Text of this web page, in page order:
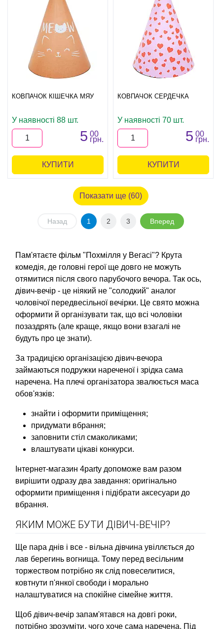
КОВПАЧОК КІШЕЧКА МЯУ
У наявності 88 шт.
5 00
грн.
КУПИТИ
КОВПАЧОК СЕРДЕЧКА
У наявності 70 шт.
5 00
грн.
КУПИТИ
Показати ще (60)
Назад 1 2 3 Вперед
Пам'ятаєте фільм "Похмілля у Вегасі"? Крута
комедія, де головні герої ще довго не можуть
отямитися після свого парубочого вечора. Так ось,
дівич-вечір - це ніякий не "солодкий" аналог
чоловічої передвесільної вечірки. Це свято можна
оформити й організувати так, що всі чоловіки
позаздрять (але краще, якщо вони взагалі не
будуть про це знати).
За традицією організацією дівич-вечора
займаються подружки нареченої і зрідка сама
наречена. На плечі організатора звалюється маса
обов'язків:
знайти і оформити приміщення;
придумати вбрання;
заповнити стіл смаколиками;
влаштувати цікаві конкурси.
Інтернет-магазин 4party допоможе вам разом
вирішити одразу два завдання: оригінально
оформити приміщення і підібрати аксесуари до
вбрання.
ЯКИМ МОЖЕ БУТИ ДІВИЧ-ВЕЧІР?
Ще пара днів і все - вільна дівчина увіллється до
лав берегинь вогнища. Тому перед весільним
торжеством потрібно як слід повеселитися,
ковтнути п'янкої свободи і морально
налаштуватися на спокійне сімейне життя.
Щоб дівич-вечір запам'ятався на довгі роки,
потрібно зрозуміти, чого хоче сама наречена. Під